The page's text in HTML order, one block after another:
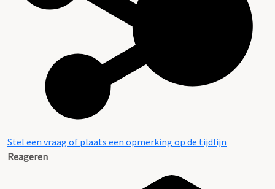
Stel een vraag of plaats een opmerking op de tijdlijn
Reageren